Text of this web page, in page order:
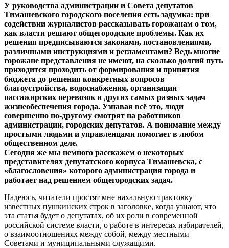
У руководства администрации и Совета депутатов
Тимашевского городского поселения есть задумка: при
содействии журналистов рассказывать горожанам о том,
как власти решают общегородские проблемы. Как их
решения предписываются законами, постановлениями,
различными инструкциями и регламентами? Ведь многие
горожане представления не имеют, на сколько долгий путь
приходится проходить от формирования и принятия
бюджета до решения конкретных вопросов
благоустройства, водоснабжения, организации
пассажирских перевозок и других самых разных задач
жизнеобеспечения города. Узнавая всё это, люди
совершенно по-другому смотрят на работников
администрации, городских депутатов. А понимание между
простыми людьми и управленцами помогает в любом
общественном деле.
Сегодня же мы немного расскажем о некоторых
представителях депутатского корпуса Тимашевска, с
«благословения» которого администрация города и
работает над решением общегородских задач.
Надеюсь, читатели простят мне нахальную трактовку
известных пушкинских строк в заголовке, когда узнают, что
эта статья будет о депутатах, об их роли в современной
российской системе власти, о работе в интересах избирателей,
о взаимоотношениях между собой, между местными
Советами и муниципальными служащими.